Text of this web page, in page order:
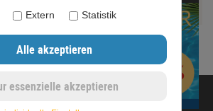
- www.dachrinnen-shop.de
Extern Statistik